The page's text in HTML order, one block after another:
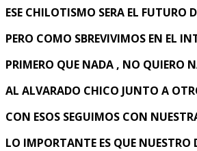
ESE CHILOTISMO SERA EL FUTURO
PERO COMO SBREVIVIMOS EN EL
PRIMERO QUE NADA , NO QUIERO
AL ALVARADO CHICO JUNTO A
CON ESOS SEGUIMOS CON
LO IMPORTANTE ES QUE NUESTRO